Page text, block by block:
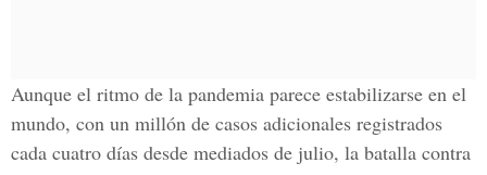
Aunque el ritmo de la pandemia parece estabilizarse en el
mundo, con un millón de casos adicionales registrados
cada cuatro días desde mediados de julio, la batalla contra